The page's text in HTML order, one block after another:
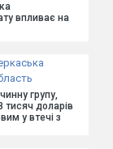
впливає на
групу,
тисяч доларів
у втечі з